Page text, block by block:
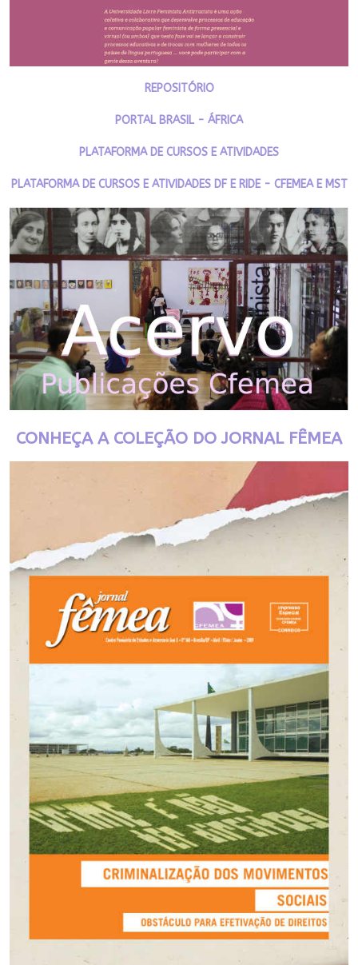
REPOSITÓRIO
PORTAL BRASIL - ÁFRICA
PLATAFORMA DE CURSOS E ATIVIDADES
PLATAFORMA DE CURSOS E ATIVIDADES DF E RIDE - CFEMEA E MST
CONHEÇA A COLEÇÃO DO JORNAL FÊMEA